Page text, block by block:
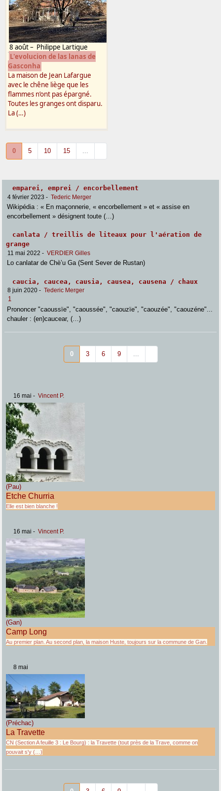
8 août– Philippe Lartigue
L'evolucion de las lanas de
Gasconha
La maison de Jean Lafargue
avec le chêne liège que les
flammes n’ont pas épargné.
Toutes les granges ont disparu.
La (…)
0 5 10 15 ...
emparei, emprei / encorbellement
4 février 2023 - Tederic Merger
Wikipédia : « En maçonnerie, « encorbellement » et « assise en
encorbellement » désignent toute (…)
canlata / treillis de liteaux pour l'aération de
grange
11 mai 2022 - VERDIER Gilles
Lo canlatar de Chè’u Ga (Sent Sever de Rustan)
caucia, caucea, causia, causea, causena / chaux
8 juin 2020 - Tederic Merger
1
Prononcer "caoussïe", "caoussée", "caouzïe", "caouzée", "caouzéne"...
chauler : (en)caucear, (…)
0 3 6 9
16 mai - Vincent P.
(Pau)
Etche Churria
Elle est bien blanche !
16 mai - Vincent P.
(Gan)
Camp Long
Au premier plan. Au second plan, la maison Huste, toujours sur la commune de Gan.
8 mai
(Préchac)
La Travette
CN (Section A feuille 3 : Le Bourg) : la Travette (tout près de la Trave, comme on
pouvait s'y (…)